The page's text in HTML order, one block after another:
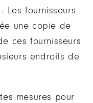
. Les fournisseurs
une copie de
ces fournisseurs
endroits de
mesures pour